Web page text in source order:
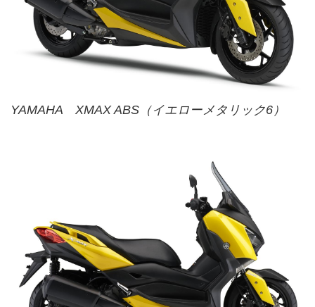
YAMAHA XMAX ABS（イエローメタリック6）